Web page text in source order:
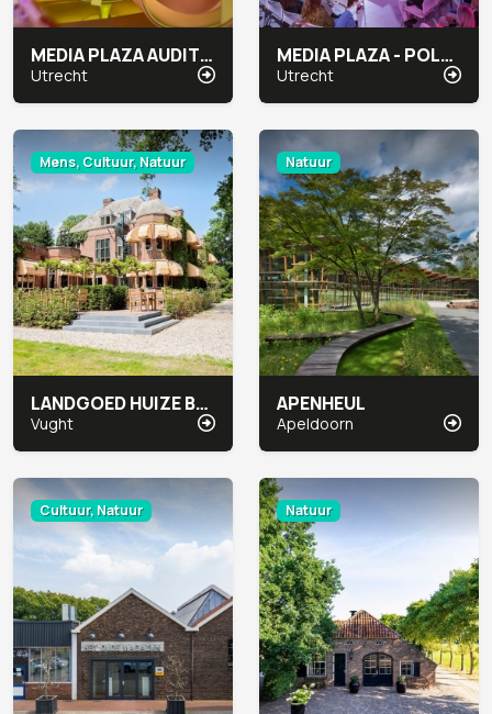
MEDIA PLAZA AUDITORIUMGEBIED CONGRESCENTRUM
Utrecht
MEDIA PLAZA - POLARGEBIED CONGRESCENTRUM
Utrecht
Mens, Cultuur, Natuur
LANDGOED HUIZE BERGEN
Vught
Natuur
APENHEUL
Apeldoorn
Cultuur, Natuur Natuur